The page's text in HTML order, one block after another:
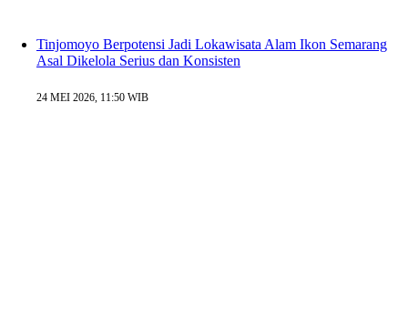
Tinjomoyo Berpotensi Jadi Lokawisata Alam Ikon Semarang
Asal Dikelola Serius dan Konsisten
24 MEI 2026, 11:50 WIB